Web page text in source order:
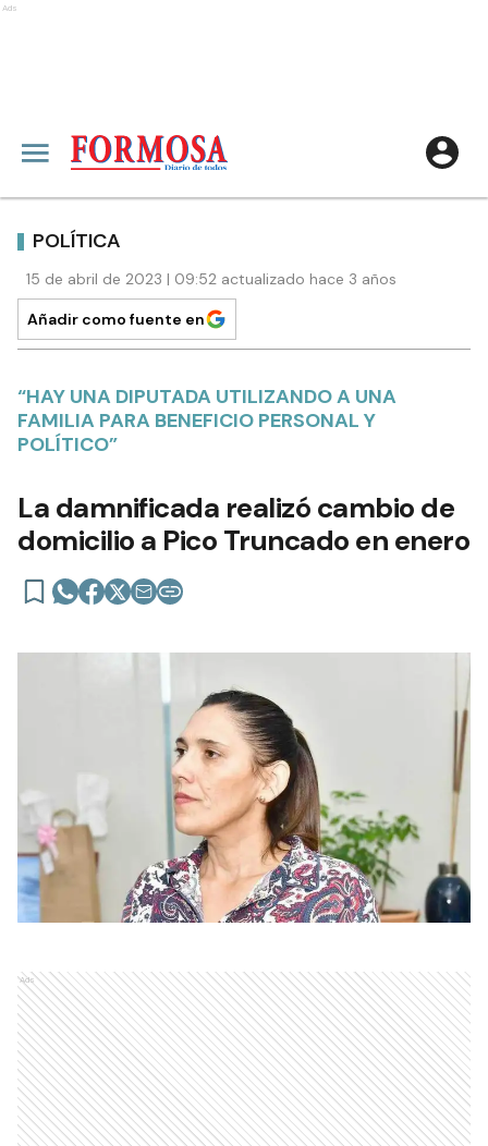
Ads
POLÍTICA
15 de abril de 2023 | 09:52 actualizado hace 3 años
Añadir como fuente en
“HAY UNA DIPUTADA UTILIZANDO A UNA
FAMILIA PARA BENEFICIO PERSONAL Y
POLÍTICO”
La damnificada realizó cambio de
domicilio a Pico Truncado en enero
Ads